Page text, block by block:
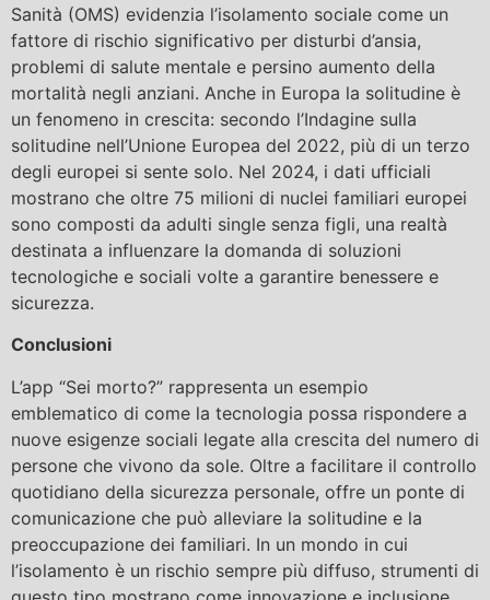
Sanità (OMS) evidenzia l’isolamento sociale come un
fattore di rischio significativo per disturbi d’ansia,
problemi di salute mentale e persino aumento della
mortalità negli anziani. Anche in Europa la solitudine è
un fenomeno in crescita: secondo l’Indagine sulla
solitudine nell’Unione Europea del 2022, più di un terzo
degli europei si sente solo. Nel 2024, i dati ufficiali
mostrano che oltre 75 milioni di nuclei familiari europei
sono composti da adulti single senza figli, una realtà
destinata a influenzare la domanda di soluzioni
tecnologiche e sociali volte a garantire benessere e
sicurezza.
Conclusioni
L’app “Sei morto?” rappresenta un esempio
emblematico di come la tecnologia possa rispondere a
nuove esigenze sociali legate alla crescita del numero di
persone che vivono da sole. Oltre a facilitare il controllo
quotidiano della sicurezza personale, offre un ponte di
comunicazione che può alleviare la solitudine e la
preoccupazione dei familiari. In un mondo in cui
l’isolamento è un rischio sempre più diffuso, strumenti di